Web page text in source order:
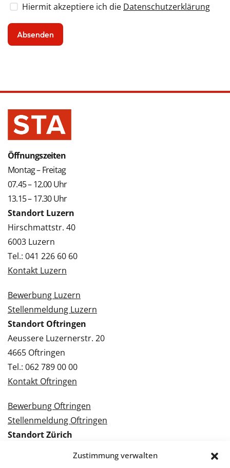
Zustimmung verwalten
Hiermit akzeptiere ich die Datenschutzerklärung
Öffnungszeiten
Montag – Freitag
07.45 – 12.00 Uhr
13.15 – 17.30 Uhr
Standort Luzern
Hirschmattstr. 40
6003 Luzern
Tel.: 041 226 60 60
Kontakt Luzern
Bewerbung Luzern
Stellenmeldung Luzern
Standort Oftringen
Aeussere Luzernerstr. 20
4665 Oftringen
Tel.: 062 789 00 00
Kontakt Oftringen
Bewerbung Oftringen
Stellenmeldung Oftringen
Standort Zürich